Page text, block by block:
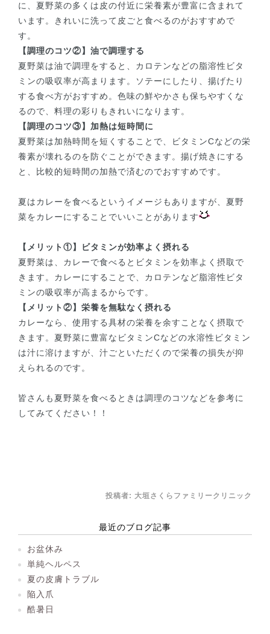
に、夏野菜の多くは皮の付近に栄養素が豊富に含まれて
います。きれいに洗って皮ごと食べるのがおすすめで
す。
【調理のコツ②】油で調理する
夏野菜は油で調理をすると、カロテンなどの脂溶性ビタ
ミンの吸収率が高まります。ソテーにしたり、揚げたり
する食べ方がおすすめ。色味の鮮やかさも保ちやすくな
るので、料理の彩りもきれいになります。
【調理のコツ③】加熱は短時間に
夏野菜は加熱時間を短くすることで、ビタミンCなどの栄
養素が壊れるのを防ぐことができます。揚げ焼きにする
と、比較的短時間の加熱で済むのでおすすめです。
夏はカレーを食べるというイメージもありますが、夏野
菜をカレーにすることでいいことがあります
【メリット①】ビタミンが効率よく摂れる
夏野菜は、カレーで食べるとビタミンを効率よく摂取で
きます。カレーにすることで、カロテンなど脂溶性ビタ
ミンの吸収率が高まるからです。
【メリット②】栄養を無駄なく摂れる
カレーなら、使用する具材の栄養を余すことなく摂取で
きます。夏野菜に豊富なビタミンCなどの水溶性ビタミン
は汁に溶けますが、汁ごといただくので栄養の損失が抑
えられるのです。
皆さんも夏野菜を食べるときは調理のコツなどを参考に
してみてください！！
投稿者: 大垣さくらファミリークリニック
最近のブログ記事
お盆休み
単純ヘルペス
夏の皮膚トラブル
陥入爪
酷暑日